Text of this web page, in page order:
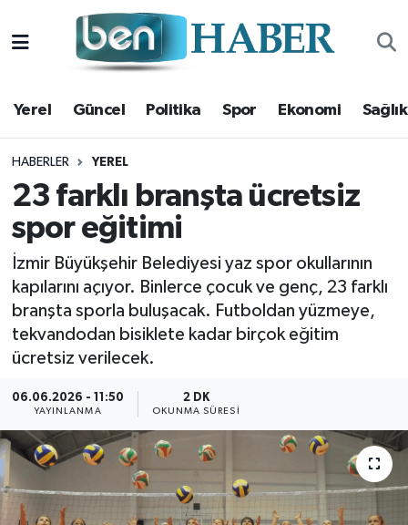
Yerel Güncel Politika Spor Ekonomi Sağlık
HABERLER YEREL
23 farklı branşta ücretsiz
spor eğitimi
İzmir Büyükşehir Belediyesi yaz spor okullarının
kapılarını açıyor. Binlerce çocuk ve genç, 23 farklı
branşta sporla buluşacak. Futboldan yüzmeye,
tekvandodan bisiklete kadar birçok eğitim
ücretsiz verilecek.
06.06.2026 - 11:50
YAYINLANMA
2 DK
OKUNMA SÜRESI
Yerel
Güncel
Politika
Spor
Ekonomi
Sağlık
Magazin
Kültür Sanat
Resmi Reklam
Röportajlar
Hava Durumu
Trafik Durumu
Süper Lig Puan Durumu ve Fikstür
Tüm Manşetler
Son Dakika Haberleri
Haber Arşivi